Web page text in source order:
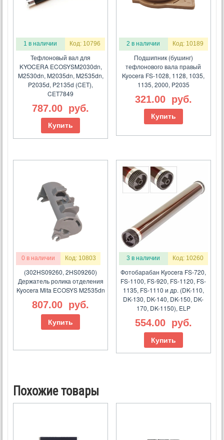
1 в наличии Код: 10796
Тефлоновый вал для
KYOCERA ECOSYSM2030dn,
M2530dn, M2035dn, M2535dn,
P2035d, P2135d (CET),
CET7849
787.00 руб.
Купить
2 в наличии Код: 10189
Подшипник (бушинг)
тефлонового вала правый
Kyocera FS-1028, 1128, 1035,
1135, 2000, P2035
321.00 руб.
Купить
0 в наличии Код: 10803
(302HS09260, 2HS09260)
Держатель ролика отделения
Kyocera Mita ECOSYS M2535dn
807.00 руб.
Купить
3 в наличии Код: 10260
Фотобарабан Kyocera FS-720,
FS-1100, FS-920, FS-1120, FS-
1135, FS-1110 и др. (DK-110,
DK-130, DK-140, DK-150, DK-
170, DK-1150), ELP
554.00 руб.
Купить
Похожие товары